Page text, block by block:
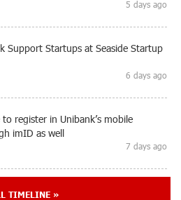
5 days ago
Support Startups at Seaside Startup
6 days ago
register in Unibank’s mobile
imID as well
7 days ago
IDBank Warns About
TIMELINE »